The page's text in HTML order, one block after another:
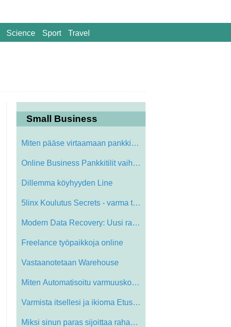
Science Sport Travel
Small Business
Miten pääse virtaamaan pankkitilisi kä…
Online Business Pankkitilit vaihtaa Way …
Dillemma köyhyyden Line
5linx Koulutus Secrets - varma tapa hypä…
Modern Data Recovery: Uusi ratkaisu vanh…
Freelance työpaikkoja online
Vastaanotetaan Warehouse
Miten Automatisoitu varmuuskopiointi pal…
Varmista itsellesi ja ikioma Etusivu kä…
Miksi sinun paras sijoittaa rahastoihin …